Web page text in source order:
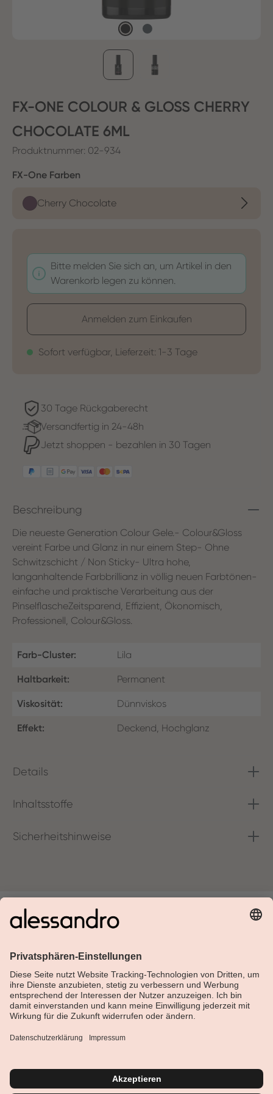
FX-ONE COLOUR & GLOSS CHERRY
CHOCOLATE 6ML
Produktnummer: 02-934
FX-One Farben
Cherry Chocolate
Bitte melden Sie sich an, um Artikel in den
Warenkorb legen zu können.
Anmelden zum Einkaufen
Sofort verfügbar, Lieferzeit: 1-3 Tage
30 Tage Rückgaberecht
Versandfertig in 24-48h
Jetzt shoppen - bezahlen in 30 Tagen
Beschreibung
Die neueste Generation Colour Gele.- Colour&Gloss
vereint Farbe und Glanz in nur einem Step- Ohne
Schwitzschicht / Non Sticky- Ultra hohe,
langanhaltende Farbbrillianz in völlig neuen Farbtönen-
einfache und praktische Verarbeitung aus der
PinselflascheZeitsparend, Effizient, Ökonomisch,
Professionell, Colour&Gloss.
Farb-Cluster: Lila
Haltbarkeit: Permanent
Viskosität: Dünnviskos
Effekt: Deckend, Hochglanz
Details
Inhaltsstoffe
Sicherheitshinweise
Über Alessandro
Shop